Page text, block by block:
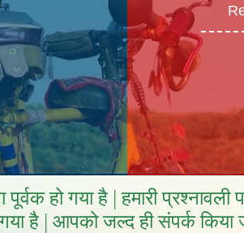
हो गया है | हमारी प्रश्नावली
है | आपको जल्द ही संपर्क किया